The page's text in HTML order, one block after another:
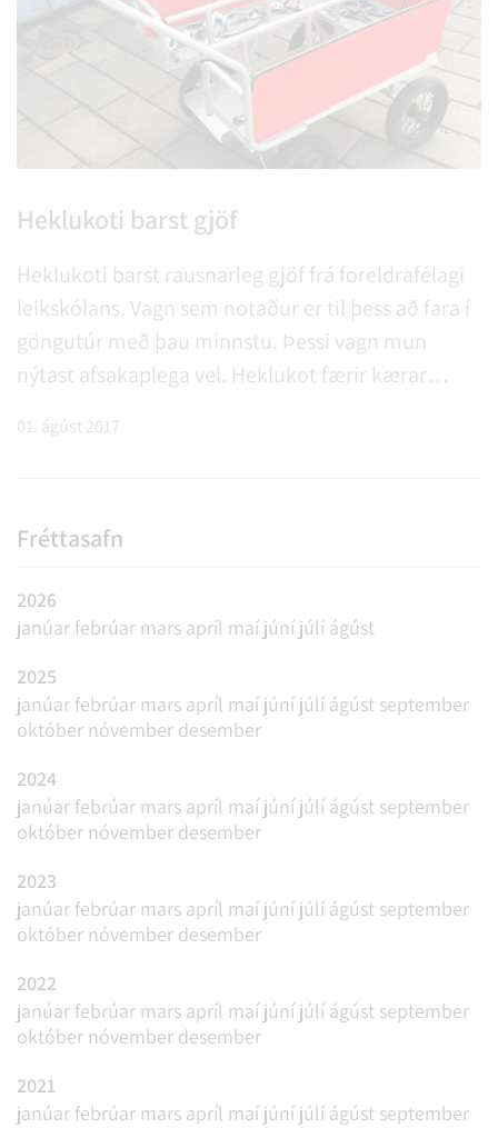
Heklukoti barst gjöf
Heklukoti barst rausnarleg gjöf frá foreldrafélagi
leikskólans. Vagn sem notaður er til þess að fara í
göngutúr með þau minnstu. Þessi vagn mun
nýtast afsakaplega vel. Heklukot færir kærar
01. ágúst 2017
Fréttasafn
2026
janúar febrúar mars apríl maí júní júlí ágúst
2025
janúar febrúar mars apríl maí júní júlí ágúst september
október nóvember desember
2024
janúar febrúar mars apríl maí júní júlí ágúst september
október nóvember desember
2023
janúar febrúar mars apríl maí júní júlí ágúst september
október nóvember desember
2022
janúar febrúar mars apríl maí júní júlí ágúst september
október nóvember desember
2021
janúar febrúar mars apríl maí júní júlí ágúst september